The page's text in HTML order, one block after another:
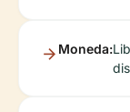
Moneda: